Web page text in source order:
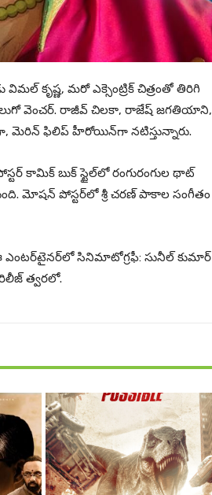
కృష్ణ, మరో ఎక్సెంట్రిక్ చిత్రంతో తిరిగి
నాలుగో వెంచర్. రాజీవ్ చిలకా, రాజేష్ జగతియాని,
మెరిన్ ఫిలిప్ హీరోయిన్‌గా నటిస్తున్నారు.
కామిక్ బుక్ స్టైల్‌లో రంగురంగుల థాట్
మోషన్ పోస్టర్‌లో శ్రీ చరణ్ పాకాల సంగీతం
ఈ ఎంటర్‌టైనర్‌లో సినిమాటోగ్రఫీ: సునీల్ కుమార్
త్వరలో.